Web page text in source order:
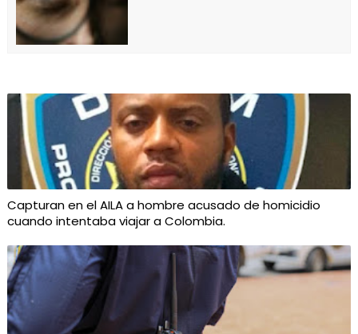
Capturan en el AILA a hombre acusado de homicidio
cuando intentaba viajar a Colombia.